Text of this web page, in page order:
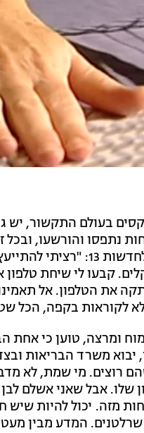
בעולם התקשור, יש
נתפסו והורשעו,
שנעקצה על ידי מתקשרת
לשלם בסביבות ה-1,500 שקלים.
את הטלפון. אל
לקוראות בקפה, הכל
מוח ומרצה, טוען כי
יבוא משרד הבריאות
שהם רוצים. מי שמת, לא
שלו. אבל שאני אשלם
מזה. יכול להיות
המדע מבין